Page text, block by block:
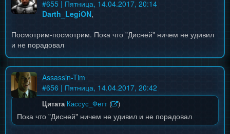
#655 | Пятница, 14.04.2017, 20:14
Darth_LegiON,
Посмотрим-посмотрим. Пока что "Дисней" ничем не удивил
и не порадовал
Assassin-Tim
#656 | Пятница, 14.04.2017, 20:42
Цитата Кассус_Фетт ( )
Пока что "Дисней" ничем не удивил и не порадовал